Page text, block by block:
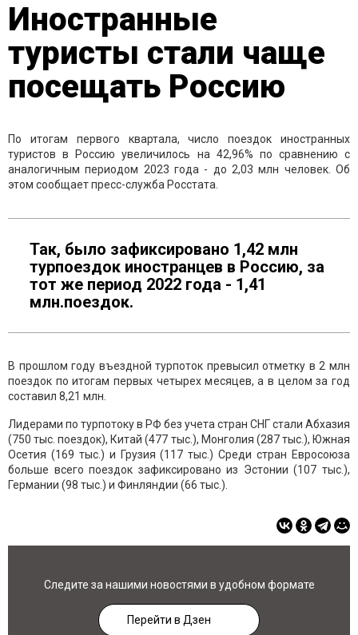
Иностранные
туристы стали чаще
посещать Россию
По итогам первого квартала, число поездок иностранных
туристов в Россию увеличилось на 42,96% по сравнению с
аналогичным периодом 2023 года - до 2,03 млн человек. Об
этом сообщает пресс-служба Росстата.
Так, было зафиксировано 1,42 млн
турпоездок иностранцев в Россию, за
тот же период 2022 года - 1,41
млн.поездок.
В прошлом году въездной турпоток превысил отметку в 2 млн
поездок по итогам первых четырех месяцев, а в целом за год
составил 8,21 млн.
Лидерами по турпотоку в РФ без учета стран СНГ стали Абхазия
(750 тыс. поездок), Китай (477 тыс.), Монголия (287 тыс.), Южная
Осетия (169 тыс.) и Грузия (117 тыс.) Среди стран Евросоюза
больше всего поездок зафиксировано из Эстонии (107 тыс.),
Германии (98 тыс.) и Финляндии (66 тыс.).
Следите за нашими новостями в удобном формате
Перейти в Дзен